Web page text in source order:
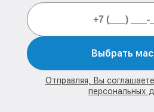
Выбрать
Отправляя, Вы
персональных